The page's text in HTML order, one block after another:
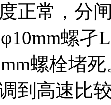
正常，分
螺孑
螺栓堵死
到高速比